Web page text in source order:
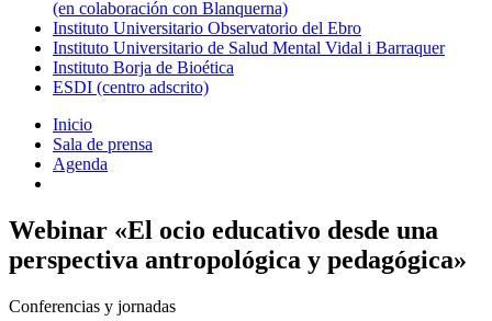
(en colaboración con Blanquerna)
Instituto Universitario Observatorio del Ebro
Instituto Universitario de Salud Mental Vidal i Barraquer
Instituto Borja de Bioética
ESDI (centro adscrito)
Inicio
Sala de prensa
Agenda
Webinar «El ocio educativo desde una
perspectiva antropológica y pedagógica»
Conferencias y jornadas